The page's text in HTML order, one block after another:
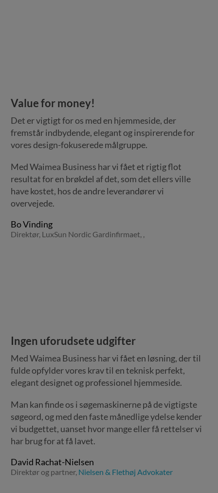
Value for money!
Det er vigtigt for os med en hjemmeside, der
fremstår indbydende, elegant og inspirerende for
vores design-fokuserede målgruppe.
Med Waimea Business har vi fået et rigtig flot
resultat for en brøkdel af det, som det ellers ville
have kostet, hos de andre leverandører vi
overvejede.
Bo Vinding
Direktør, LuxSun Nordic Gardinfirmaet,
Ingen uforudsete udgifter
Med Waimea Business har vi fået en løsning, der til
fulde opfylder vores krav til en teknisk perfekt,
elegant designet og professionel hjemmeside.
Man kan finde os i søgemaskinerne på de vigtigste
søgeord, og med den faste månedlige ydelse kender
vi budgettet, uanset hvor mange eller få rettelser vi
har brug for at få lavet.
David Rachat-Nielsen
Direktør og partner, Nielsen & Flethøj Advokater